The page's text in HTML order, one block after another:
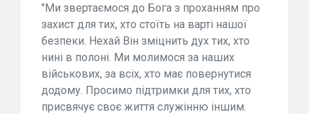
"Ми звертаємося до Бога з проханням про
захист для тих, хто стоїть на варті нашої
безпеки. Нехай Він зміцнить дух тих, хто
нині в полоні. Ми молимося за наших
військових, за всіх, хто має повернутися
додому. Просимо підтримки для тих, хто
присвячує своє життя служінню іншим.